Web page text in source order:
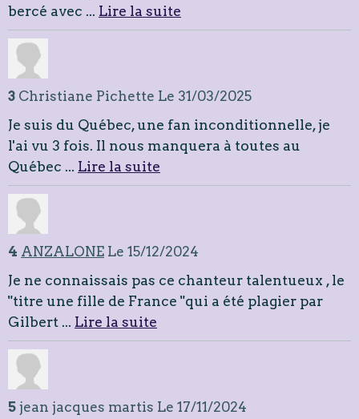
bercé avec ... Lire la suite
3 Christiane Pichette Le 31/03/2025
Je suis du Québec, une fan inconditionnelle, je
l'ai vu 3 fois. Il nous manquera à toutes au
Québec ... Lire la suite
4 ANZALONE Le 15/12/2024
Je ne connaissais pas ce chanteur talentueux , le
"titre une fille de France "qui a été plagier par
Gilbert ... Lire la suite
5 jean jacques martis Le 17/11/2024